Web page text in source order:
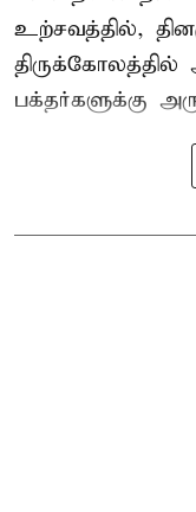
உற்சவத்தில்,
திருக்கோலத்தில்
பக்தர்களுக்கு